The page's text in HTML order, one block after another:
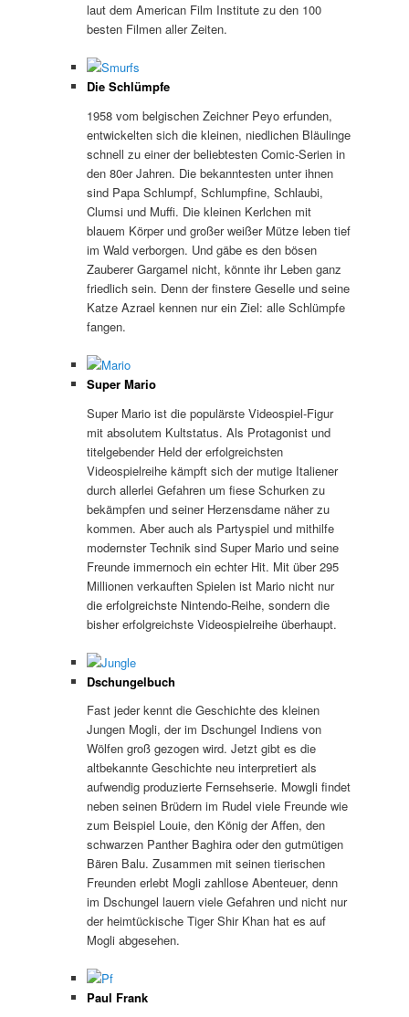
laut dem American Film Institute zu den 100
besten Filmen aller Zeiten.
Die Schlümpfe
1958 vom belgischen Zeichner Peyo erfunden,
entwickelten sich die kleinen, niedlichen Bläulinge
schnell zu einer der beliebtesten Comic-Serien in
den 80er Jahren. Die bekanntesten unter ihnen
sind Papa Schlumpf, Schlumpfine, Schlaubi,
Clumsi und Muffi. Die kleinen Kerlchen mit
blauem Körper und großer weißer Mütze leben tief
im Wald verborgen. Und gäbe es den bösen
Zauberer Gargamel nicht, könnte ihr Leben ganz
friedlich sein. Denn der finstere Geselle und seine
Katze Azrael kennen nur ein Ziel: alle Schlümpfe
fangen.
Super Mario
Super Mario ist die populärste Videospiel-Figur
mit absolutem Kultstatus. Als Protagonist und
titelgebender Held der erfolgreichsten
Videospielreihe kämpft sich der mutige Italiener
durch allerlei Gefahren um fiese Schurken zu
bekämpfen und seiner Herzensdame näher zu
kommen. Aber auch als Partyspiel und mithilfe
modernster Technik sind Super Mario und seine
Freunde immernoch ein echter Hit. Mit über 295
Millionen verkauften Spielen ist Mario nicht nur
die erfolgreichste Nintendo-Reihe, sondern die
bisher erfolgreichste Videospielreihe überhaupt.
Dschungelbuch
Fast jeder kennt die Geschichte des kleinen
Jungen Mogli, der im Dschungel Indiens von
Wölfen groß gezogen wird. Jetzt gibt es die
altbekannte Geschichte neu interpretiert als
aufwendig produzierte Fernsehserie. Mowgli findet
neben seinen Brüdern im Rudel viele Freunde wie
zum Beispiel Louie, den König der Affen, den
schwarzen Panther Baghira oder den gutmütigen
Bären Balu. Zusammen mit seinen tierischen
Freunden erlebt Mogli zahllose Abenteuer, denn
im Dschungel lauern viele Gefahren und nicht nur
der heimtückische Tiger Shir Khan hat es auf
Mogli abgesehen.
Paul Frank